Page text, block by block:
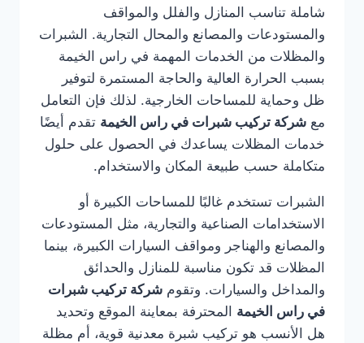
شاملة تناسب المنازل والفلل والمواقف
والمستودعات والمصانع والمحال التجارية. الشبرات
والمظلات من الخدمات المهمة في راس الخيمة
بسبب الحرارة العالية والحاجة المستمرة لتوفير
ظل وحماية للمساحات الخارجية. لذلك فإن التعامل
مع شركة تركيب شبرات في راس الخيمة تقدم أيضًا
خدمات المظلات يساعدك في الحصول على حلول
متكاملة حسب طبيعة المكان والاستخدام.
الشبرات تستخدم غالبًا للمساحات الكبيرة أو
الاستخدامات الصناعية والتجارية، مثل المستودعات
والمصانع والهناجر ومواقف السيارات الكبيرة، بينما
المظلات قد تكون مناسبة للمنازل والحدائق
والمداخل والسيارات. وتقوم شركة تركيب شبرات
في راس الخيمة المحترفة بمعاينة الموقع وتحديد
هل الأنسب هو تركيب شبرة معدنية قوية، أم مظلة